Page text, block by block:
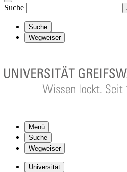
Suche
Suche
Wegweiser
Menü
Suche
Wegweiser
Universität